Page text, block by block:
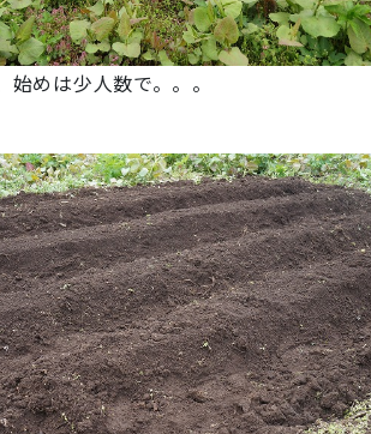
めは少人数で。。。